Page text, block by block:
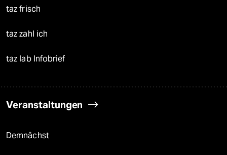
taz frisch
taz zahl ich
taz lab Infobrief
Veranstaltungen
Demnächst